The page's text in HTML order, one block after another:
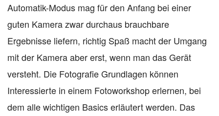
Automatik-Modus mag für den Anfang bei einer
guten Kamera zwar durchaus brauchbare
Ergebnisse liefern, richtig Spaß macht der Umgang
mit der Kamera aber erst, wenn man das Gerät
versteht. Die Fotografie Grundlagen können
Interessierte in einem Fotoworkshop erlernen, bei
dem alle wichtigen Basics erläutert werden. Das